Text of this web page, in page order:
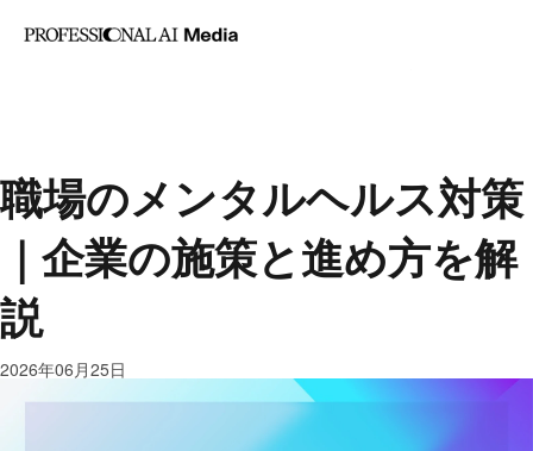
職場のメンタルヘルス対策
｜企業の施策と進め方を解
説
2026年06月25日